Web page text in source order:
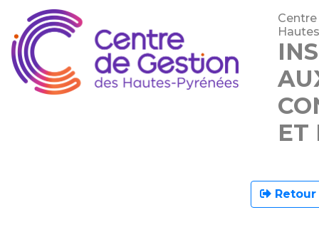
ET